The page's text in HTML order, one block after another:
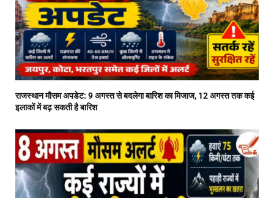
राजस्थान मौसम अपडेट: 9 अगस्त से बदलेगा बारिश का मिजाज, 12 अगस्त तक कई
इलाकों में बढ़ सकती है बारिश